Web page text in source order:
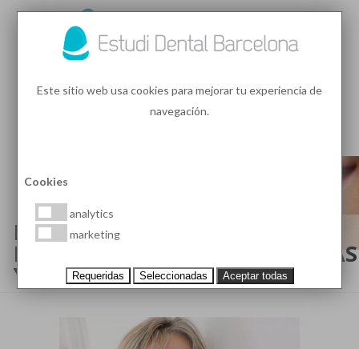
RELACIÓN DE LA ESTÉTICA
DENTAL Y LA EDAD: PROBLEMAS
Y SOLUCIONES
Este sitio web usa cookies para mejorar tu experiencia de
navegación.
Cookies
analytics
marketing
Requeridas Seleccionadas Aceptar todas